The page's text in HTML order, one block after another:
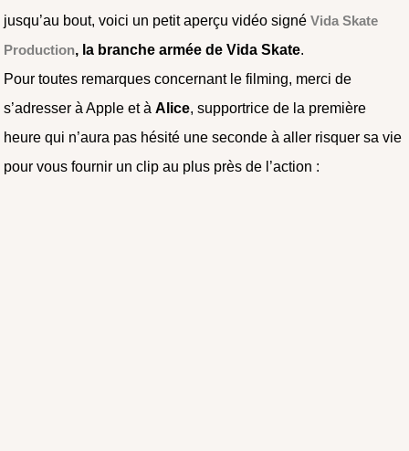
jusqu’au bout, voici un petit aperçu vidéo signéVida Skate
Production, la branche armée de Vida Skate.
Pour toutes remarques concernant le filming, merci de
s’adresser à Apple et àAlice, supportrice de la première
heure qui n’aura pas hésité une seconde à aller risquer sa vie
pour vous fournir un clip au plus près de l’action :